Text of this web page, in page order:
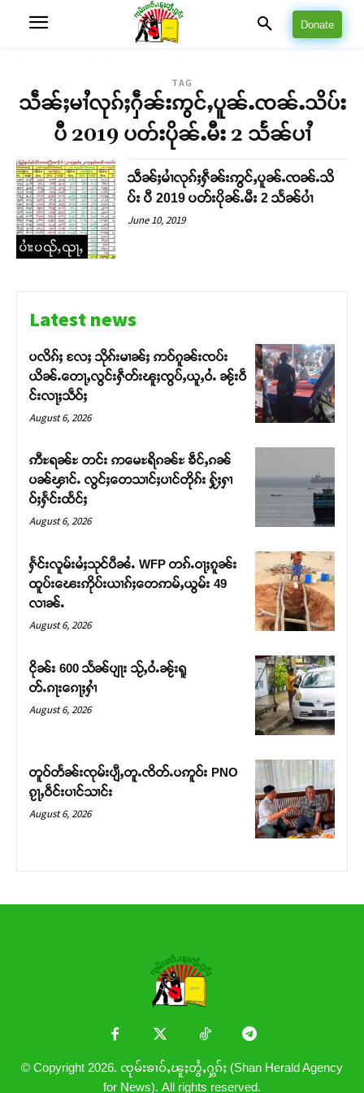
Support SHAN
တ်ႇ တူဝ်ႈလုမ်ႈၾႃႉၼၼ်ႉ ၶဝ်ႈႁူမ်ႈၵမ်ႉထႅမ် ၸုမ်းၶၢ
ဝ်ႇၽူႈတွႆႇႁွၵ်ႈ လႆႈယူႇၶႃႈဢေႃႈ။
Donate
TAG
သဵၼ်ႈမၢႆလုၵ်ႈႁဵၼ်းဢွင်ႇပူၼ်ႉၸၼ်ႉသိပ်း
ပီ 2019 ပတ်းပိုၼ်ႉမီး 2 သႅၼ်ပၢႆ
ပၢႆးပၺ်ႇၺႃႇ
သဵၼ်ႈမၢႆလုၵ်ႈႁဵၼ်းဢွင်ႇပူၼ်ႉၸၼ်ႉသိ
ပ်း ပီ 2019 ပတ်းပိုၼ်ႉမီး 2 သႅၼ်ပၢႆ
June 10, 2019
Latest news
ပလိၵ်ႈ လႄႈ သိုၵ်းမၢၼ်ႈ ဢဝ်ၵူၼ်းၸပ်း
ယိၼ်ႉတေႃႇလွင်းႁဵတ်းၽူႈၸွပ်ႇယူႇဝႆႉ ၼႂ်းဝဵ
င်းလႃႈသဵဝ်ႈ
August 6, 2026
ဢီႊရၼ်ႊ တင်း ဢမေႊရိၵၼ်ႊ ၶဵင်ႇၵၼ်
ပၼ်ၾၢင်ႉ လွင်ႈတေသၢင်ႈပၢင်တိုၵ်း ႁႂ်ႈႁၢ
ဝ်ႈႁႅင်းထႅင်ႈ
August 6, 2026
ႁႅင်းလူမ်းမႆႈသုင်ပီၼႆႉ WFP တၵ်ႉဝႃႈၵူၼ်း
ထူပ်းၽေးဢိုပ်းယၢၵ်ႈတေဢမ်ႇယွမ်း 49
လၢၼ်ႉ
August 6, 2026
ငိုၼ်း 600 သႅၼ်ပျႃး သႂ်ႇဝႆႉၼႂ်းရူ
တ်ႉၵႃးၵေႃႈႁၢႆ
August 6, 2026
တူဝ်တႅၼ်းၸုမ်းပျီႇတူႉၸိတ်ႉပဢူဝ်း PNO
ၵႂႃႇဝဵင်းပၢင်သၢင်း
August 6, 2026
© Copyright 2026. ၸုမ်းၶၢဝ်ႇၽူႈတွႆႇႁွၵ်ႈ (Shan Herald Agency
for News). All rights reserved.